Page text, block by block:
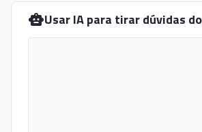
Usar IA para tirar dúvidas